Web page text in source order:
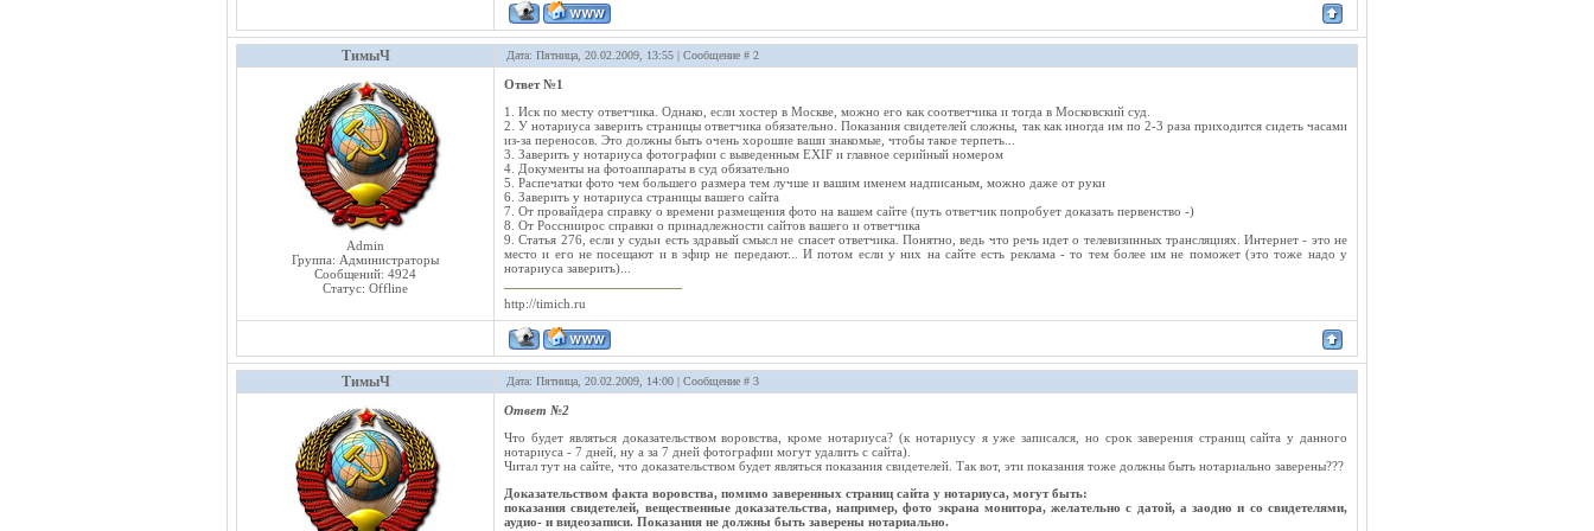
ТимыЧ Дата: Пятница, 20.02.2009, 13:55 | Сообщение # 2
Admin
Группа: Администраторы
Сообщений: 4924
Статус: Offline
Ответ №1
1. Иск по месту ответчика. Однако, если хостер в Москве, можно его как соответчика и тогда в Московский суд.
2. У нотариуса заверить страницы ответчика обязательно. Показания свидетелей сложны, так как иногда им по 2-3 раза приходится сидеть часами
из-за переносов. Это должны быть очень хорошие ваши знакомые, чтобы такое терпеть...
3. Заверить у нотариуса фотографии с выведенным EXIF и главное серийный номером
4. Документы на фотоаппараты в суд обязательно
5. Распечатки фото чем большего размера тем лучше и вашим именем надписаным, можно даже от руки
6. Заверить у нотариуса страницы вашего сайта
7. От провайдера справку о времени размещения фото на вашем сайте (путь ответчик попробует доказать первенство -)
8. От Россниирос справки о принадлежности сайтов вашего и ответчика
9. Статья 276, если у судьи есть здравый смысл не спасет ответчика. Понятно, ведь что речь идет о телевизинных трансляциях. Интернет - это не
место и его не посещают и в эфир не передают... И потом если у них на сайте есть реклама - то тем более им не поможет (это тоже надо у
нотариуса заверить)...
http://timich.ru
ТимыЧ Дата: Пятница, 20.02.2009, 14:00 | Сообщение # 3
Ответ №2
Что будет являться доказательством воровства, кроме нотариуса? (к нотариусу я уже записался, но срок заверения страниц сайта у данного
нотариуса - 7 дней, ну а за 7 дней фотографии могут удалить с сайта).
Читал тут на сайте, что доказательством будет являться показания свидетелей. Так вот, эти показания тоже должны быть нотариально заверены???
Доказательством факта воровства, помимо заверенных страниц сайта у нотариуса, могут быть:
показания свидетелей, вещественные доказательства, например, фото экрана монитора, желательно с датой, а заодно и со свидетелями,
аудио- и видеозаписи. Показания не должны быть заверены нотариально.